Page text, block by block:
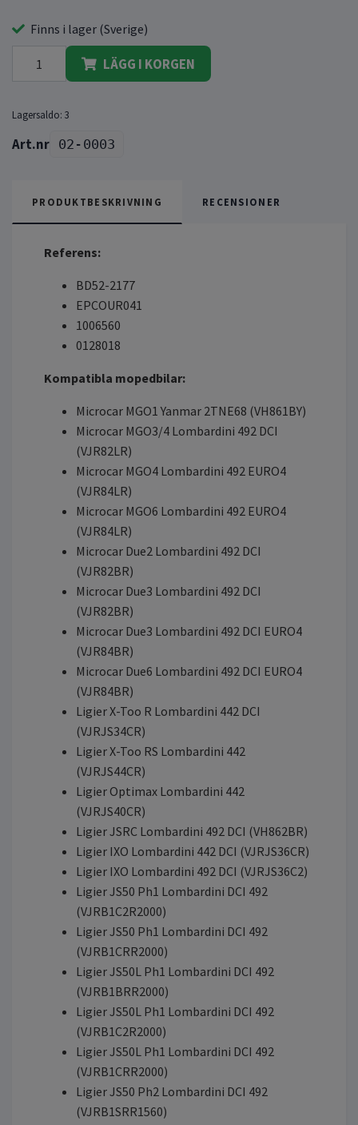
Finns i lager (Sverige)
LÄGG I KORGEN
Lagersaldo: 3
02-0003
PRODUKTBESKRIVNING RECENSIONER
Referens:
BD52-2177
EPCOUR041
1006560
0128018
Kompatibla mopedbilar:
Microcar MGO1 Yanmar 2TNE68 (VH861BY)
Microcar MGO3/4 Lombardini 492 DCI
(VJR82LR)
Microcar MGO4 Lombardini 492 EURO4
(VJR84LR)
Microcar MGO6 Lombardini 492 EURO4
(VJR84LR)
Microcar Due2 Lombardini 492 DCI
(VJR82BR)
Microcar Due3 Lombardini 492 DCI
(VJR82BR)
Microcar Due3 Lombardini 492 DCI EURO4
(VJR84BR)
Microcar Due6 Lombardini 492 DCI EURO4
(VJR84BR)
Ligier X-Too R Lombardini 442 DCI
(VJRJS34CR)
Ligier X-Too RS Lombardini 442
(VJRJS44CR)
Ligier Optimax Lombardini 442
(VJRJS40CR)
Ligier JSRC Lombardini 492 DCI (VH862BR)
Ligier IXO Lombardini 442 DCI (VJRJS36CR)
Ligier IXO Lombardini 492 DCI (VJRJS36C2)
Ligier JS50 Ph1 Lombardini DCI 492
(VJRB1C2R2000)
Ligier JS50 Ph1 Lombardini DCI 492
(VJRB1CRR2000)
Ligier JS50L Ph1 Lombardini DCI 492
(VJRB1BRR2000)
Ligier JS50L Ph1 Lombardini DCI 492
(VJRB1C2R2000)
Ligier JS50L Ph1 Lombardini DCI 492
(VJRB1CRR2000)
Ligier JS50 Ph2 Lombardini DCI 492
(VJRB1SRR1560)